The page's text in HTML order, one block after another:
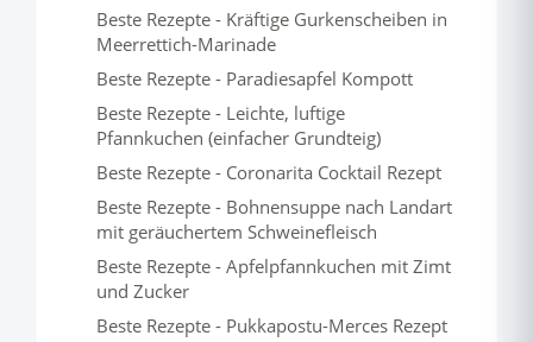
Beste Rezepte - Kräftige Gurkenscheiben in
Meerrettich-Marinade
Beste Rezepte - Paradiesapfel Kompott
Beste Rezepte - Leichte, luftige
Pfannkuchen (einfacher Grundteig)
Beste Rezepte - Coronarita Cocktail Rezept
Beste Rezepte - Bohnensuppe nach Landart
mit geräuchertem Schweinefleisch
Beste Rezepte - Apfelpfannkuchen mit Zimt
und Zucker
Beste Rezepte - Pukkapostu-Merces Rezept